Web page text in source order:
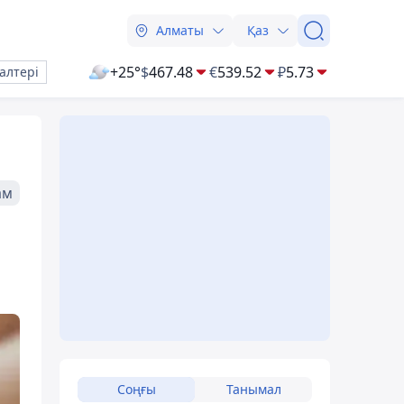
Алматы Қаз
+25°$467.48 €539.52 ₽5.73
Соңғы Танымал